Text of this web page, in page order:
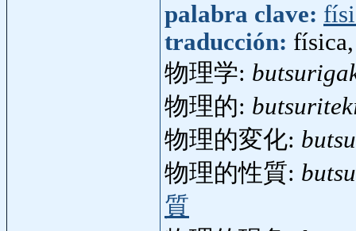
palabra clave:
traducción:
物理学:
物理的:
物理的変化:
物理的性質:
質